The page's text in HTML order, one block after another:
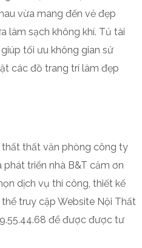
vừa mang đến vẻ đẹp
làm sạch không khí. Tủ tài
tối ưu không gian sử
các đồ trang trí làm đẹp
thất thất văn phòng công ty
triển nhà B&T cảm ơn
dịch vụ thi công, thiết kế
truy cập Website Nội Thất
để được được tư